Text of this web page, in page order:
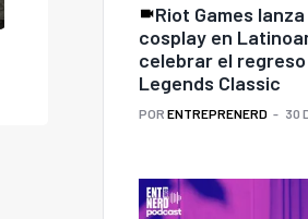
Riot Games
cosplay en
celebrar el
Legends Classic
POR ENTREPRENERD 30